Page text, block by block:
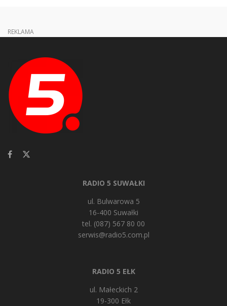
REKLAMA
RADIO 5 SUWAŁKI
ul. Bulwarowa 5
16-400 Suwałki
tel. (087) 567 80 00
serwis@radio5.com.pl
RADIO 5 EŁK
ul. Małeckich 2
19-300 Ełk